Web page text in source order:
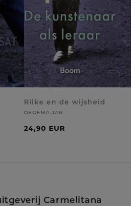
Rilke en de wijsheid
OEGEMA JAN
24,90 EUR
Carmelitana